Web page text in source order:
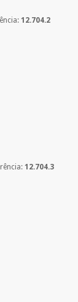
12.704.2
12.704.3